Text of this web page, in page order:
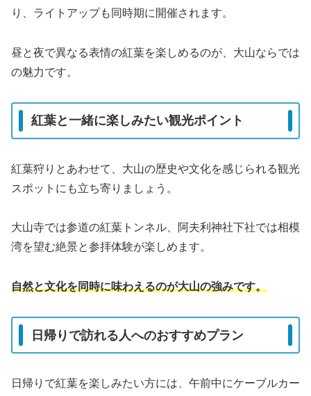
り、ライトアップも同時期に開催されます。
昼と夜で異なる表情の紅葉を楽しめるのが、大山ならでは
の魅力です。
紅葉と一緒に楽しみたい観光ポイント
紅葉狩りとあわせて、大山の歴史や文化を感じられる観光
スポットにも立ち寄りましょう。
大山寺では参道の紅葉トンネル、阿夫利神社下社では相模
湾を望む絶景と参拝体験が楽しめます。
自然と文化を同時に味わえるのが大山の強みです。
日帰りで訪れる人へのおすすめプラン
日帰りで紅葉を楽しみたい方には、午前中にケーブルカー